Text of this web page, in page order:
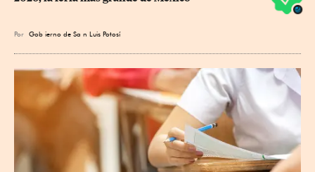
Por Gob ierno de Sa n Luis Potosí